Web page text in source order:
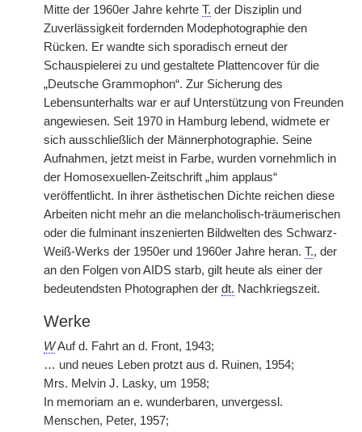
Mitte der 1960er Jahre kehrte T. der Disziplin und
Zuverlässigkeit fordernden Modephotographie den
Rücken. Er wandte sich sporadisch erneut der
Schauspielerei zu und gestaltete Plattencover für die
„Deutsche Grammophon“. Zur Sicherung des
Lebensunterhalts war er auf Unterstützung von Freunden
angewiesen. Seit 1970 in Hamburg lebend, widmete er
sich ausschließlich der Männerphotographie. Seine
Aufnahmen, jetzt meist in Farbe, wurden vornehmlich in
der Homosexuellen-Zeitschrift „him applaus“
veröffentlicht. In ihrer ästhetischen Dichte reichen diese
Arbeiten nicht mehr an die melancholisch-träumerischen
oder die fulminant inszenierten Bildwelten des Schwarz-
Weiß-Werks der 1950er und 1960er Jahre heran. T., der
an den Folgen von AIDS starb, gilt heute als einer der
bedeutendsten Photographen der dt. Nachkriegszeit.
Werke
WAuf d. Fahrt an d. Front, 1943;
… und neues Leben protzt aus d. Ruinen, 1954;
Mrs. Melvin J. Lasky, um 1958;
In memoriam an e. wunderbaren, unvergessl.
Menschen, Peter, 1957;